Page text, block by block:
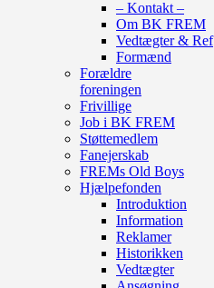
– Kontakt –
Om BK FREM
Vedtægter & Ref
Formænd
Forældre
foreningen
Frivillige
Job i BK FREM
Støttemedlem
Fanejerskab
FREMs Old Boys
Hjælpefonden
Introduktion
Information
Reklamer
Historikken
Vedtægter